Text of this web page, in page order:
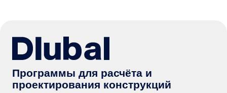
Программы для расчёта и
проектирования конструкций